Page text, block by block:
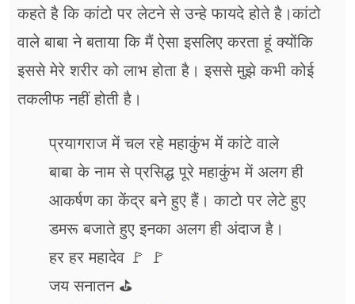
कहते है कि कांटो पर लेटने से उन्हे फायदे होते है।कांटो
वाले बाबा ने बताया कि मैं ऐसा इसलिए करता हूं क्योंकि
इससे मेरे शरीर को लाभ होता है। इससे मुझे कभी कोई
तकलीफ नहीं होती है।
प्रयागराज में चल रहे महाकुंभ में कांटे वाले
बाबा के नाम से प्रसिद्ध पूरे महाकुंभ में अलग ही
आकर्षण का केंद्र बने हुए हैं। काटो पर लेटे हुए
डमरू बजाते हुए इनका अलग ही अंदाज है।
हर हर महादेव 🚩 🚩
जय सनातन ⛳